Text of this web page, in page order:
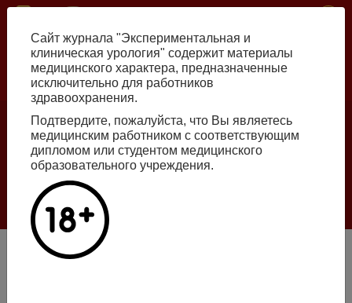
Skip
content
Number №2, 2026
Галлюцинации больших языковых моделей
в клинической урологии
Оптимизация хирургического доступа при проведении
Сайт журнала "Экспериментальная и
клиническая урология" содержит материалы
медицинского характера, предназначенные
исключительно для работников
здравоохранения.
Подтвердите, пожалуйста, что Вы являетесь
медицинским работником с соответствующим
дипломом или студентом медицинского
образовательного учреждения.